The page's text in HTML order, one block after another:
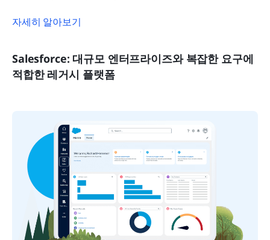
자세히 알아보기
Salesforce: 대규모 엔터프라이즈와 복잡한 요구에
적합한 레거시 플랫폼